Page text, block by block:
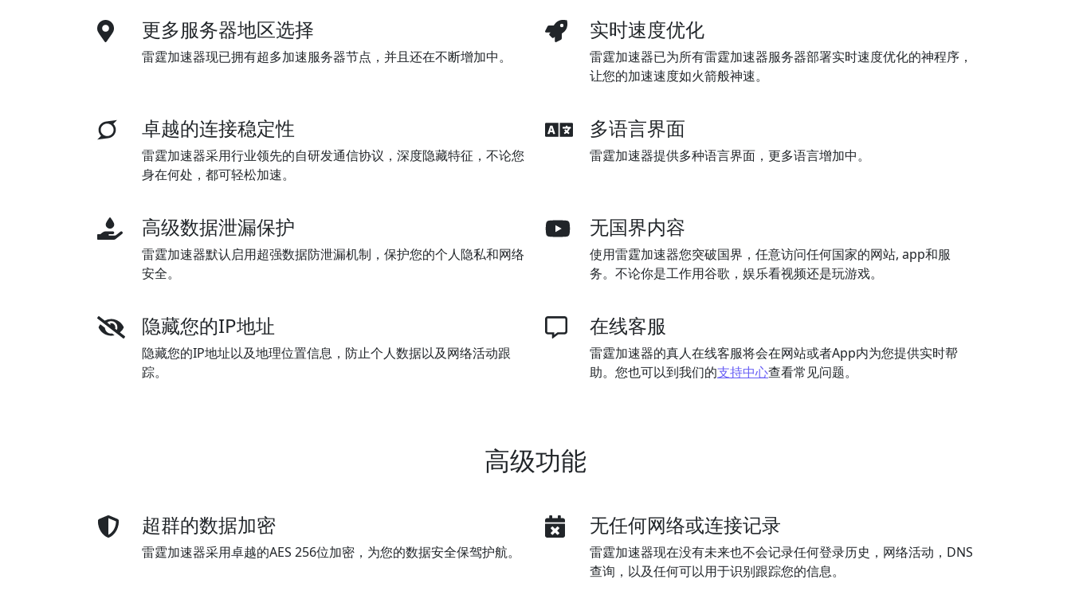
更多服务器地区选择
雷霆加速器现已拥有超多加速服务器节点，并且还在不断增加中。
实时速度优化
雷霆加速器已为所有雷霆加速器服务器部署实时速度优化的神程序，
让您的加速速度如火箭般神速。
卓越的连接稳定性
雷霆加速器采用行业领先的自研发通信协议，深度隐藏特征，不论您
身在何处，都可轻松加速。
多语言界面
雷霆加速器提供多种语言界面，更多语言增加中。
高级数据泄漏保护
雷霆加速器默认启用超强数据防泄漏机制，保护您的个人隐私和网络
安全。
无国界内容
使用雷霆加速器您突破国界，任意访问任何国家的网站, app和服
务。不论你是工作用谷歌，娱乐看视频还是玩游戏。
隐藏您的IP地址
隐藏您的IP地址以及地理位置信息，防止个人数据以及网络活动跟
踪。
在线客服
雷霆加速器的真人在线客服将会在网站或者App内为您提供实时帮
助。您也可以到我们的支持中心查看常见问题。
高级功能
超群的数据加密
雷霆加速器采用卓越的AES 256位加密，为您的数据安全保驾护航。
无任何网络或连接记录
雷霆加速器现在没有未来也不会记录任何登录历史，网络活动，DNS
查询，以及任何可以用于识别跟踪您的信息。